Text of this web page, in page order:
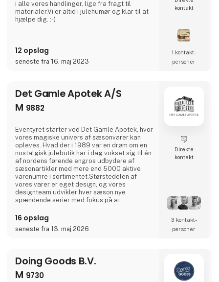
i alle vores handlinger, lige fra fragt til
materialer.Vi er altid i julehumør og klar til at
hjælpe dig. :-)
12 opslag
seneste fra 16. maj 2023
kontakt
1 kontakt­
personer
Det Gamle Apotek A/S
M 9882
Eventyret starter ved Det Gamle Apotek, hvor
vores magiske univers af sæsonvarer kan
opleves. Hvad der i 1989 var en drøm om en
nostalgisk julebutik har i dag vokset sig til én
af nordens førende engros udbydere af
sæsonartikler med mere end 5000 aktive
varenumre i sortimentet.Størstedelen af
vores varer er eget design, og vores
designteam udvikler hver sæson nye
spændende serier med fokus på at
og nostalgiske motiver der hører vores
højtider til.Vi elsker at fejre alle årets højtider
og særlige øjeblikke - påsken,
16 opslag
seneste fra 13. maj 2026
Direkte
kontakt
3 kontakt­
personer
Doing Goods B.V.
M 9730